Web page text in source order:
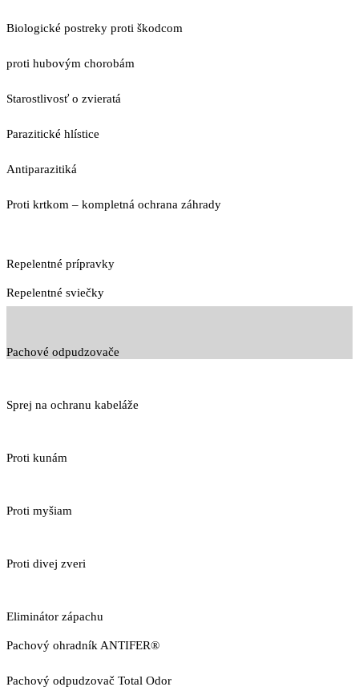
Biologické postreky proti škodcom
proti hubovým chorobám
Starostlivosť o zvieratá
Parazitické hlístice
Antiparazitiká
Proti krtkom – kompletná ochrana záhrady
Repelentné prípravky
Repelentné sviečky
Pachové odpudzovače
Sprej na ochranu kabeláže
Proti kunám
Proti myšiam
Proti divej zveri
Eliminátor zápachu
Pachový ohradník ANTIFER®
Pachový odpudzovač Total Odor